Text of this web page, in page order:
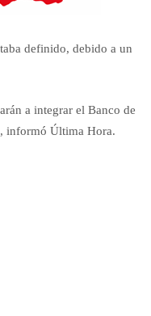
definido, debido a un
a integrar el Banco de
informó Última Hora.